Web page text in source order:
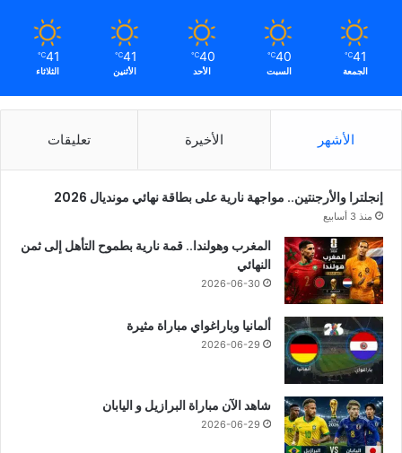
41
℃
الجمعة
40
℃
السبت
40
℃
الأحد
41
℃
الأثنين
41
℃
الثلاثاء
الأشهر الأخيرة تعليقات
إنجلترا والأرجنتين.. مواجهة نارية على بطاقة نهائي مونديال 2026
منذ 3 أسابيع
المغرب وهولندا.. قمة نارية بطموح التأهل إلى ثمن
النهائي
2026-06-30
ألمانيا وباراغواي مباراة مثيرة
2026-06-29
شاهد الآن مباراة البرازيل و اليابان
2026-06-29